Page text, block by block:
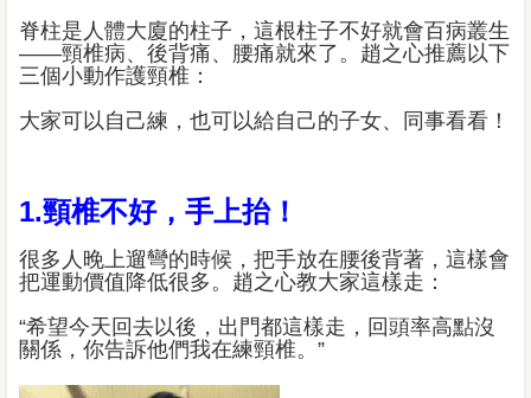
脊柱是人體大廈的柱子，這根柱子不好就會百病叢生
——頸椎病、後背痛、腰痛就來了。趙之心推薦以下
三個小動作護頸椎：
大家可以自己練，也可以給自己的子女、同事看看！
1.頸椎不好，手上抬！
很多人晚上遛彎的時候，把手放在腰後背著，這樣會
把運動價值降低很多。趙之心教大家這樣走：
“希望今天回去以後，出門都這樣走，回頭率高點沒
關係，你告訴他們我在練頸椎。”